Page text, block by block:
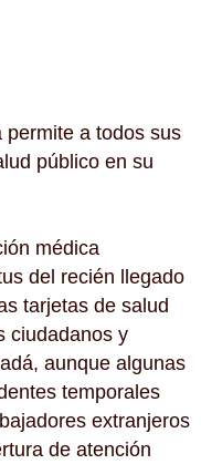
permite a todos sus
público en su
médica
del recién llegado
tarjetas de salud
ciudadanos y
aunque algunas
temporales
extranjeros
de atención